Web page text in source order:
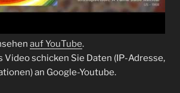
auf YouTube.
Video schicken Sie Daten (IP-Adresse,
an Google-Youtube.